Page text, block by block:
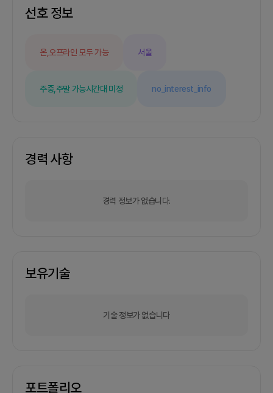
선호 정보
온,오프라인 모두 가능 서울
주중,주말 가능시간대 미정 no_interest_info
경력 사항
경력 정보가 없습니다.
보유기술
기술 정보가 없습니다
포트폴리오